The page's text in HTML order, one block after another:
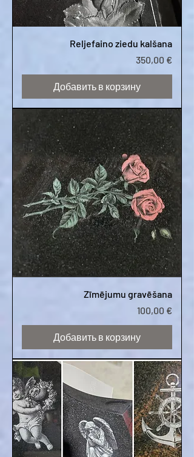
Reljefaino ziedu kalšana
Цена
350,00 €
Добавить в корзину
Zīmējumu gravēšana
Цена
100,00 €
Добавить в корзину